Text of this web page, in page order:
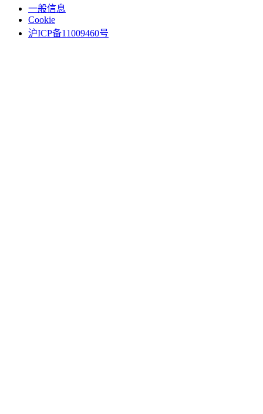
一般信息
Cookie
沪ICP备11009460号